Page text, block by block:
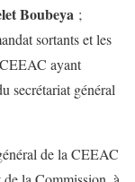
Boubeya ;
sortants et les
ayant
secrétariat général
de la CEEAC